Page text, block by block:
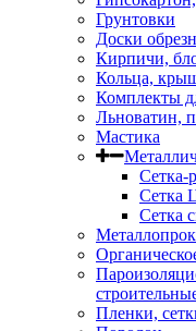
Грунтовки
Доски
Кирпичи,
Кольца,
Комплекты
Льноватин,
Мастика
Сетка-
Сетка
Сетка
Пленки,